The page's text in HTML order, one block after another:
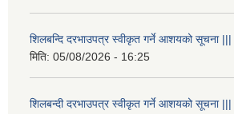
शिलबन्दि दरभाउपत्र स्वीकृत गर्ने आशयको सूचना |||
मिति: 05/08/2026 - 16:25
शिलबन्दी दरभाउपत्र स्वीकृत गर्ने आशयको सूचना |||